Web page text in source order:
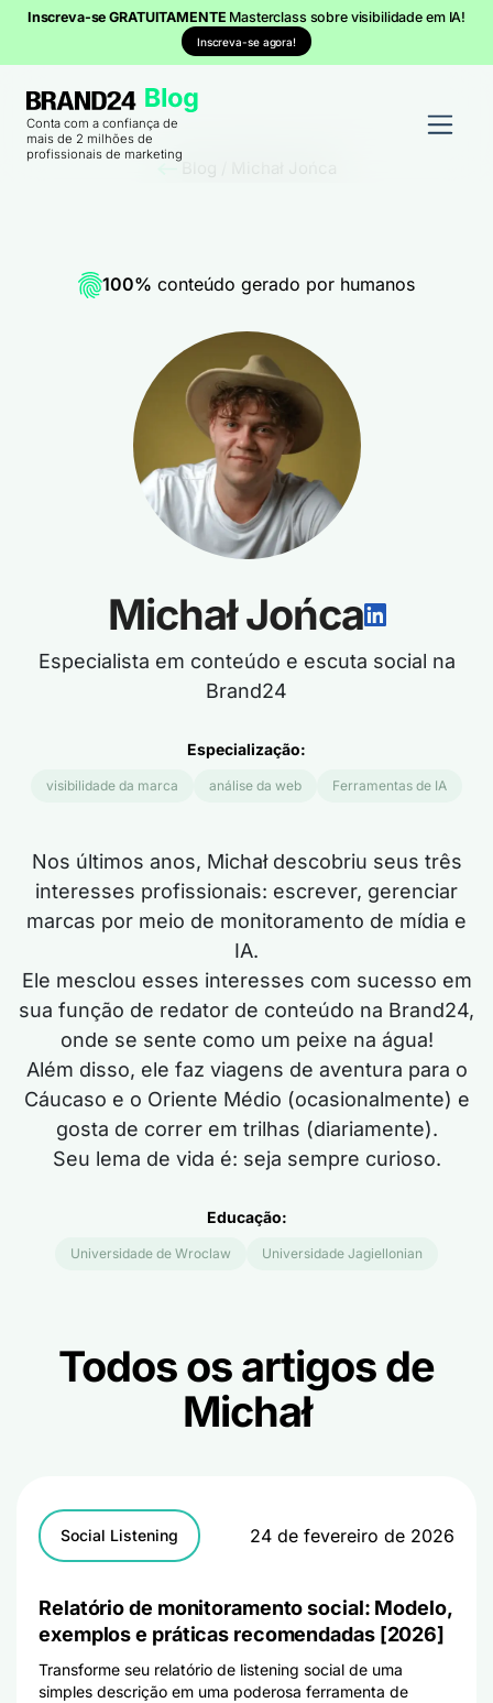
Inscreva-se GRATUITAMENTE Masterclass sobre visibilidade em IA!
Inscreva-se agora!
Conta com a confiança de
mais de 2 milhões de
profissionais de marketing
Blog
100% conteúdo gerado por humanos
Michał Jońca
Especialista em conteúdo e escuta social na
Brand24
Especialização:
visibilidade da marca análise da web Ferramentas de IA
Nos últimos anos, Michał descobriu seus três
interesses profissionais: escrever, gerenciar
marcas por meio de monitoramento de mídia e
IA.
Ele mesclou esses interesses com sucesso em
sua função de redator de conteúdo na Brand24,
onde se sente como um peixe na água!
Além disso, ele faz viagens de aventura para o
Cáucaso e o Oriente Médio (ocasionalmente) e
gosta de correr em trilhas (diariamente).
Seu lema de vida é: seja sempre curioso.
Educação:
Universidade de Wroclaw Universidade Jagiellonian
Todos os artigos de
Michał
Social Listening 24 de fevereiro de 2026
Relatório de monitoramento social: Modelo,
exemplos e práticas recomendadas [2026]
Transforme seu relatório de listening social de uma
simples descrição em uma poderosa ferramenta de